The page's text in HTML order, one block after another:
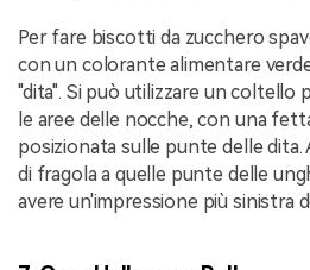
Per fare biscotti da zucchero
con un colorante alimentare
"dita". Si può utilizzare un
le aree delle nocche, con una
posizionata sulle punte delle dita.
di fragola a quelle punte delle
avere un'impressione più sinistra